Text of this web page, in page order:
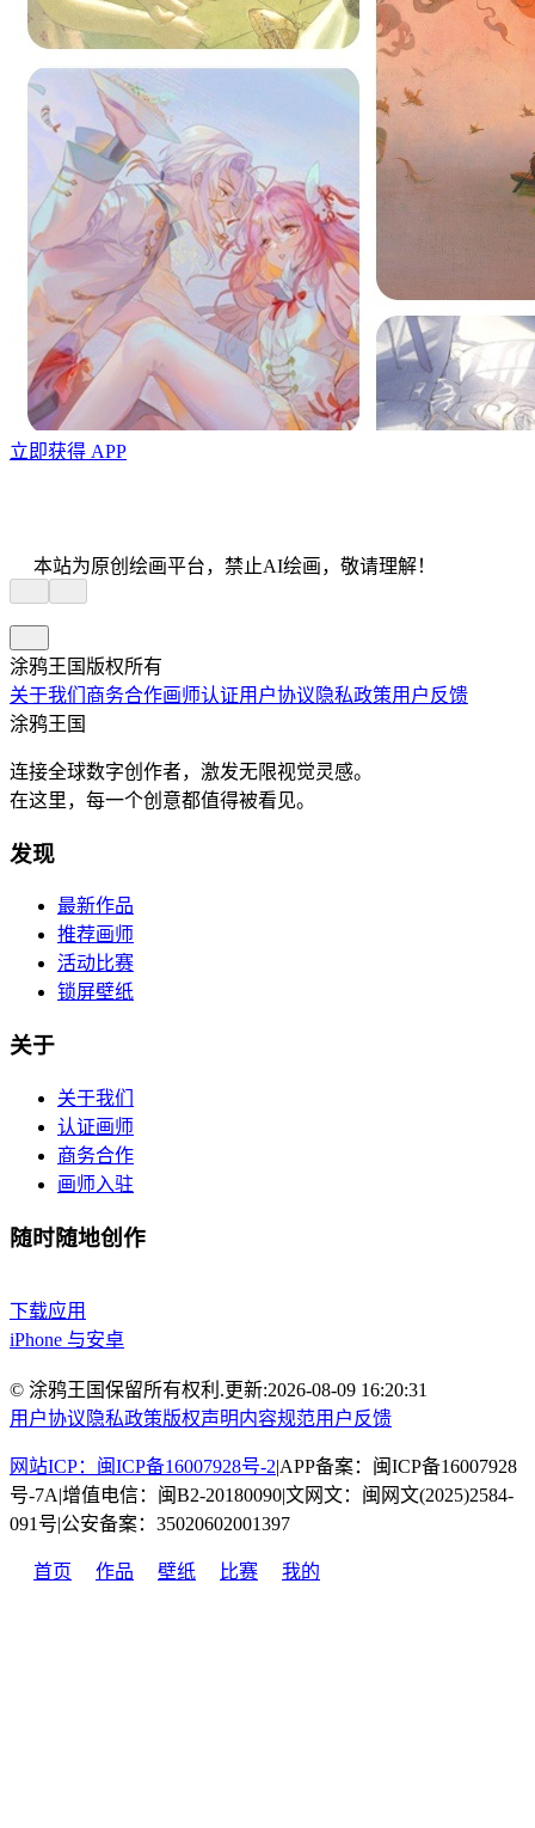
立即获得 APP
本站为原创绘画平台，禁止AI绘画，敬请理解！
涂鸦王国版权所有
关于我们 商务合作画师认证用户协议 隐私政策用户反馈
涂鸦王国
连接全球数字创作者，激发无限视觉灵感。
在这里，每一个创意都值得被看见。
发现
最新作品
推荐画师
活动比赛
锁屏壁纸
关于
关于我们
认证画师
商务合作
画师入驻
随时随地创作
下载应用
iPhone 与安卓
© 涂鸦王国保留所有权利.更新:2026-08-09 16:20:31
用户协议 隐私政策版权声明内容规范用户反馈
网站ICP：闽ICP备16007928号-2|APP备案：闽ICP备16007928
号-7A|增值电信：闽B2-20180090|文网文：闽网文(2025)2584-
091号|公安备案：35020602001397
首页 作品 壁纸 比赛 我的